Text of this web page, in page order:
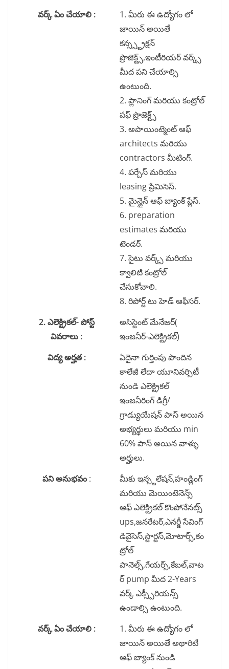
వర్క్ ఏం చేయాలి :
1. మీరు ఈ ఉద్యోగం లో
జాయిన్ అయితే
కన్స్స్ట్రక్షన్
ప్రొజెక్ట్స్,ఇంటీరియర్ వర్క్స్
మీద పని చేయాల్సి
ఉంటుంది.
2. ప్లానింగ్ మరియు కంట్రోల్
పఫ్ ప్రొజెక్ట్స్
3. అపాయింట్మెంట్ ఆఫ్
architects మరియు
contractors మీటింగ్.
4. పర్చేస్ మరియు
leasing ప్రేమిసెస్.
5. మైన్టైన్ ఆఫ్ బ్యాంక్ ప్లేస్.
6. preparation
estimates మరియు
టెండర్.
7. సైటు వర్క్స్ మరియు
క్వాలిటి కంట్రోల్
చేసుకోవాలి.
8. రిపోర్ట్ టు హెడ్ ఆఫీసర్.
2. ఎలెక్ట్రికల్- పోస్ట్
వివరాలు :
అసిస్టెంట్ మేనేజర్(
ఇంజనీర్-ఎలెక్ట్రికల్)
విద్య అర్హత :
ఏదైనా గుర్తింపు పొందిన
కాలేజీ లేదా యూనివర్సిటీ
నుండి ఎలెక్ట్రికల్
ఇంజనీరింగ్ డిగ్రీ/
గ్రాడ్యుయేషన్ పాస్ అయిన
అభ్యర్థులు మరియు min
60% పాస్ అయిన వాళ్ళు
అర్హులు.
పని అనుభవం:
మీకు ఇన్స్టలేషన్,హండ్లింగ్
మరియు మెయింటెనెన్స్
ఆఫ్ ఎలెక్ట్రికల్ కొంపోనేనట్స్
ups,జనరేటర్,ఎనర్జీ సేవింగ్
డివైసెస్,స్టార్టస్,మోటార్స్,కం
ట్రోల్
పానెల్స్,గేయర్స్,కేబల్,వాట
ర్ pump మీద 2-Years
వర్క్ ఎక్స్పీరియన్స్
ఉండాల్సి ఉంటుంది.
వర్క్ ఏం చేయాలి :
1. మీరు ఈ ఉద్యోగం లో
జాయిన్ అయితే అథారిటీ
ఆఫ్ బ్యాంక్ నుండి